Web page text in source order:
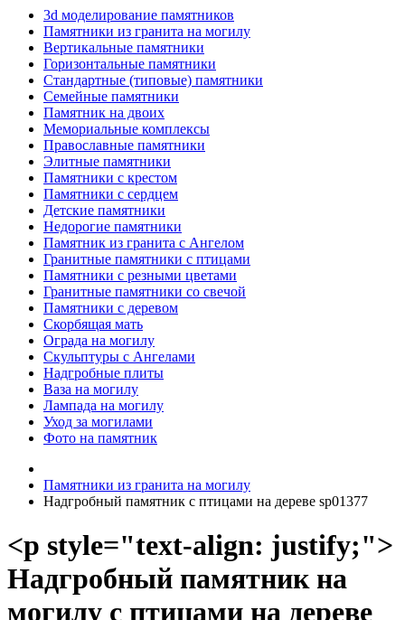
3d моделирование памятников
Памятники из гранита на могилу
Вертикальные памятники
Горизонтальные памятники
Стандартные (типовые) памятники
Семейные памятники
Памятник на двоих
Мемориальные комплексы
Православные памятники
Элитные памятники
Памятники с крестом
Памятники с сердцем
Детские памятники
Недорогие памятники
Памятник из гранита с Ангелом
Гранитные памятники с птицами
Памятники с резными цветами
Гранитные памятники со свечой
Памятники с деревом
Скорбящая мать
Ограда на могилу
Скульптуры с Ангелами
Надгробные плиты
Ваза на могилу
Лампада на могилу
Уход за могилами
Фото на памятник
Памятники из гранита на могилу
Надгробный памятник с птицами на дереве sp01377
<p style="text-align: justify;">
Надгробный памятник на
могилу с птицами на дереве